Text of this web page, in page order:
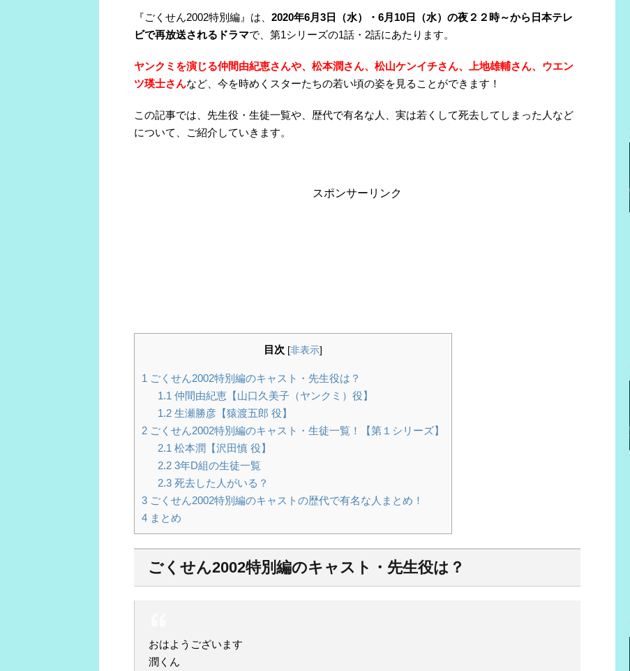
『ごくせん2002特別編』は、 2020年6月3日（水）・6月10日（水）の夜２２時～から日本テレ
ビで再放送されるドラマで、第1シリーズの1話・2話にあたります。
ヤンクミを演じる仲間由紀恵さんや、松本潤さん、松山ケンイチさん、上地雄輔さん、ウエン
ツ瑛士さんなど、今を時めくスターたちの若い頃の姿を見ることができます！
この記事では、先生役・生徒一覧や、歴代で有名な人、実は若くして死去してしまった人など
について、ご紹介していきます。
スポンサーリンク
目次 [非表示]
1 ごくせん2002特別編のキャスト・先生役は？
1.1 仲間由紀恵【山口久美子（ヤンクミ）役】
1.2生瀬勝彦【猿渡五郎 役】
2 ごくせん2002特別編のキャスト・生徒一覧！【第１シリーズ】
2.1 松本潤【沢田慎 役】
2.23年D組の生徒一覧
2.3死去した人がいる？
3 ごくせん2002特別編のキャストの歴代で有名な人まとめ！
4 まとめ
ごくせん2002特別編のキャスト・先生役は？
おはようございます
潤くん